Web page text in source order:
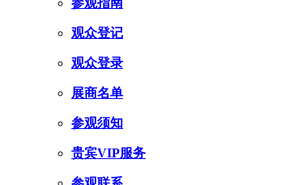
参观指南
观众登记
观众登录
展商名单
参观须知
贵宾VIP服务